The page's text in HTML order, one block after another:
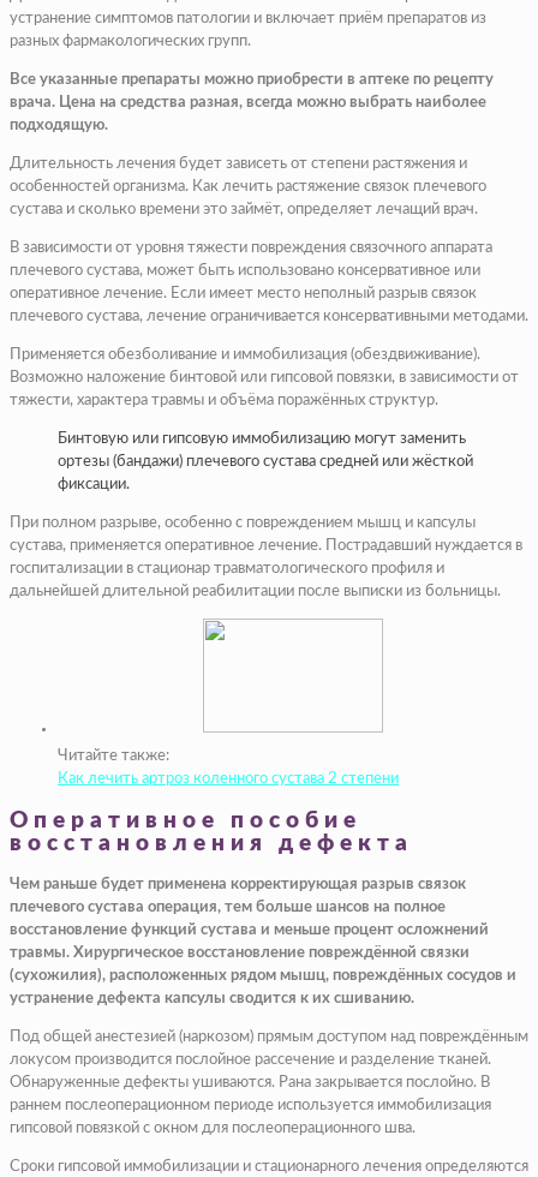
устранение симптомов патологии и включает приём препаратов из
разных фармакологических групп.
Все указанные препараты можно приобрести в аптеке по рецепту
врача. Цена на средства разная, всегда можно выбрать наиболее
подходящую.
Длительность лечения будет зависеть от степени растяжения и
особенностей организма. Как лечить растяжение связок плечевого
сустава и сколько времени это займёт, определяет лечащий врач.
В зависимости от уровня тяжести повреждения связочного аппарата
плечевого сустава, может быть использовано консервативное или
оперативное лечение. Если имеет место неполный разрыв связок
плечевого сустава, лечение ограничивается консервативными методами.
Применяется обезболивание и иммобилизация (обездвиживание).
Возможно наложение бинтовой или гипсовой повязки, в зависимости от
тяжести, характера травмы и объёма поражённых структур.
Бинтовую или гипсовую иммобилизацию могут заменить
ортезы (бандажи) плечевого сустава средней или жёсткой
фиксации.
При полном разрыве, особенно с повреждением мышц и капсулы
сустава, применяется оперативное лечение. Пострадавший нуждается в
госпитализации в стационар травматологического профиля и
дальнейшей длительной реабилитации после выписки из больницы.
Читайте также:
Как лечить артроз коленного сустава 2 степени
Оперативное пособие
восстановления дефекта
Чем раньше будет применена корректирующая разрыв связок
плечевого сустава операция, тем больше шансов на полное
восстановление функций сустава и меньше процент осложнений
травмы. Хирургическое восстановление повреждённой связки
(сухожилия), расположенных рядом мышц, повреждённых сосудов и
устранение дефекта капсулы сводится к их сшиванию.
Под общей анестезией (наркозом) прямым доступом над повреждённым
локусом производится послойное рассечение и разделение тканей.
Обнаруженные дефекты ушиваются. Рана закрывается послойно. В
раннем послеоперационном периоде используется иммобилизация
гипсовой повязкой с окном для послеоперационного шва.
Сроки гипсовой иммобилизации и стационарного лечения определяются